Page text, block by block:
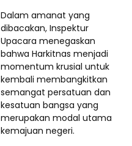
Dalam amanat yang
dibacakan, Inspektur
Upacara menegaskan
bahwa Harkitnas menjadi
momentum krusial untuk
kembali membangkitkan
semangat persatuan dan
kesatuan bangsa yang
merupakan modal utama
kemajuan negeri.